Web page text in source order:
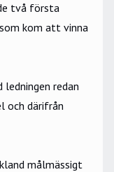
två första
kom att vinna
redan
och därifrån
målmässigt